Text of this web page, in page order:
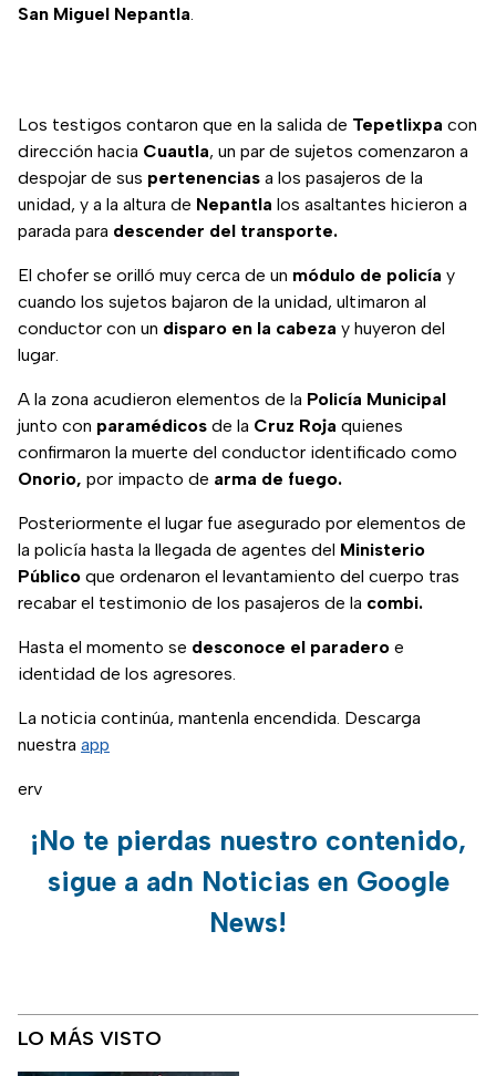
San Miguel Nepantla.
Los testigos contaron que en la salida de Tepetlixpa con
dirección hacia Cuautla, un par de sujetos comenzaron a
despojar de sus pertenencias a los pasajeros de la
unidad, y a la altura de Nepantla los asaltantes hicieron a
parada para descender del transporte.
El chofer se orilló muy cerca de un módulo de policía y
cuando los sujetos bajaron de la unidad, ultimaron al
conductor con un disparo en la cabeza y huyeron del
lugar.
A la zona acudieron elementos de la Policía Municipal
junto con paramédicos de la Cruz Roja quienes
confirmaron la muerte del conductor identificado como
Onorio, por impacto de arma de fuego.
Posteriormente el lugar fue asegurado por elementos de
la policía hasta la llegada de agentes del Ministerio
Público que ordenaron el levantamiento del cuerpo tras
recabar el testimonio de los pasajeros de la combi.
Hasta el momento se desconoce el paradero e
identidad de los agresores.
La noticia continúa, mantenla encendida. Descarga
nuestra app
erv
¡No te pierdas nuestro contenido,
sigue a adn Noticias en Google
News!
LO MÁS VISTO